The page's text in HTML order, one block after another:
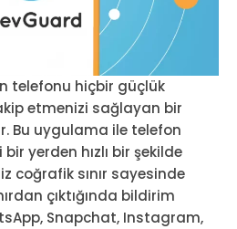
telefonu hiçbir güçlük
etmenizi sağlayan bir
Bu uygulama ile telefon
yerden hızlı bir şekilde
coğrafik sınır sayesinde
çıktığında bildirim
Snapchat, Instagram,